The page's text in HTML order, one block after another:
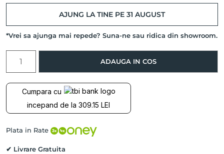
AJUNG LA TINE PE 31 AUGUST
*Vrei sa ajunga mai repede? Suna-ne sau ridica din showroom.
Verighete
semi-
bombate
cu
Diamante
ADAUGA IN COS
Cumpara cu
incepand de la 309.15 LEI
Plata in Rate
✔ Livrare Gratuita